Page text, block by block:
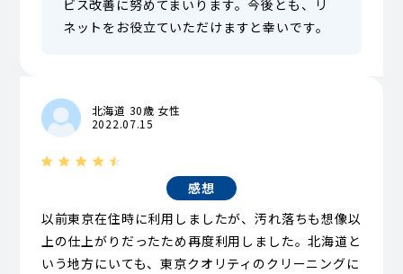
ビス改善に努めてまいります。今後とも、リ
ネットをお役立ていただけますと幸いです。
北海道 30歳 女性
2022.07.15
感想
以前東京在住時に利用しましたが、汚れ落ちも想像以
上の仕上がりだったため再度利用しました。北海道と
いう地方にいても、東京クオリティのクリーニングに